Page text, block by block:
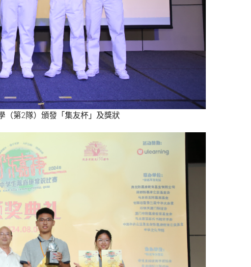
（第2隊）頒發「集友杯」及獎狀